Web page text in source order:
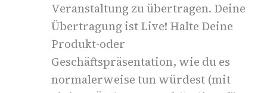
Veranstaltung zu übertragen. Deine
Übertragung ist Live! Halte Deine
Produkt-oder
Geschäftspräsentation, wie du es
normalerweise tun würdest (mit